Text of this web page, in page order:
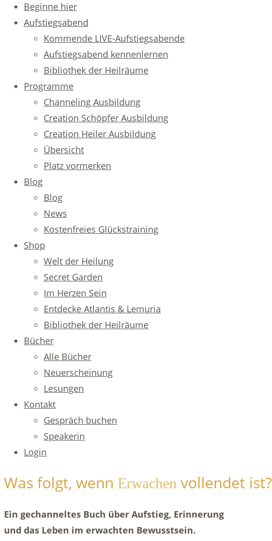
Beginne hier
Aufstiegsabend
Kommende LIVE-Aufstiegsabende
Aufstiegsabend kennenlernen
Bibliothek der Heilräume
Programme
Channeling Ausbildung
Creation Schöpfer Ausbildung
Creation Heiler Ausbildung
Übersicht
Platz vormerken
Blog
Blog
News
Kostenfreies Glückstraining
Shop
Welt der Heilung
Secret Garden
Im Herzen Sein
Entdecke Atlantis & Lemuria
Bibliothek der Heilräume
Bücher
Alle Bücher
Neuerscheinung
Lesungen
Kontakt
Gespräch buchen
Speakerin
Login
Was folgt, wenn Erwachen vollendet ist?
Ein gechanneltes Buch über Aufstieg, Erinnerung
und das Leben im erwachten Bewusstsein.